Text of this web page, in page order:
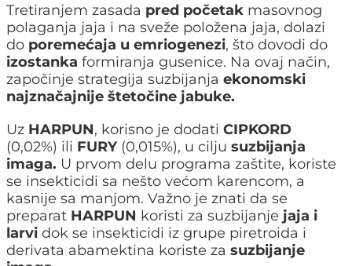
Tretiranjem zasada pred početak masovnog
polaganja jaja i na sveže položena jaja, dolazi
do poremećaja u emriogenezi, što dovodi do
izostanka formiranja gusenice. Na ovaj način,
započinje strategija suzbijanja ekonomski
najznačajnije štetočine jabuke.
Uz HARPUN, korisno je dodati CIPKORD
(0,02%) ili FURY(0,015%), u cilju suzbijanja
imaga. U prvom delu programa zaštite, koriste
se insekticidi sa nešto većom karencom, a
kasnije sa manjom. Važno je znati da se
preparat HARPUN koristi za suzbijanje jaja i
larvi dok se insekticidi iz grupe piretroida i
derivata abamektina koriste za suzbijanje